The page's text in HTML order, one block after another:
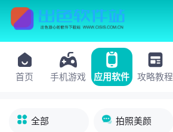
首页 手机游戏 应用软件 攻略教程
全部 拍照美颜